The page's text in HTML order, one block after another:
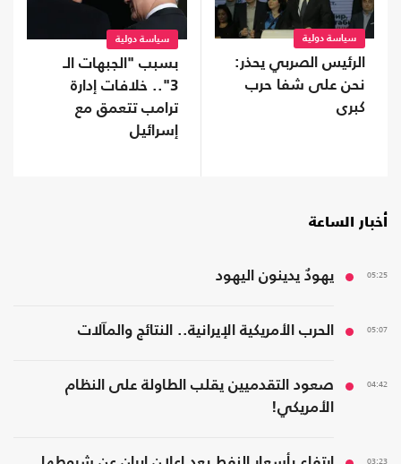
سياسة دولية
الرئيس الصربي يحذر:
نحن على شفا حرب
كبرى
سياسة دولية
بسبب "الجبهات الـ
3".. خلافات إدارة
ترامب تتعمق مع
إسرائيل
أخبار الساعة
05:25 يهودٌ يدينون اليهود
05:07 الحرب الأمريكية الإيرانية.. النتائج والمآلات
04:42
صعود التقدميين يقلب الطاولة على النظام
الأمريكي!
03:23